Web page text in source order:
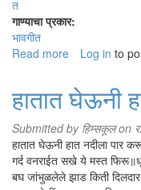
त
गाण्याचा प्रकार:
भावगीत
Read more about
मलाही
जाणीव
Log in to
हातात घेऊनी
Submitted by हिम्सकूलon
हातात घेऊनी हात नदीला पार
गर्द वनराईत सखे ये मस्त
बघ जांभुळलेले झाड किती दिलदार